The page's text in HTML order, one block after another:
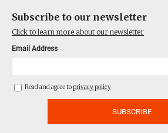
collect and recycle all of it.
Seeking to achieve the full
of "endlessly circulating
with various entities,
companies, to help solve
issues and with local
Subscribe to our newsletter
Click to learn more about our newsletter
Email Address
Read and agree toprivacy policy